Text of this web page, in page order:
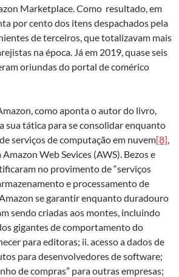
Marketplace. Como resultado, em
por cento dos itens despachados pela
de terceiros, que totalizavam mais
na época. Já em 2019, quase seis
oriundas do portal de comérico
como aponta o autor do livro,
sua tática para se consolidar enquanto
serviços de computação em nuvem[8],
Web Sevices (AWS). Bezos e
no provimento de “serviços
e processamento de
se garantir enquanto duradouro
sendo criadas aos montes, incluindo
gigantes de comportamento do
para editoras; ii. acesso a dados de
para desenvolvedores de software;
de compras” para outras empresas;